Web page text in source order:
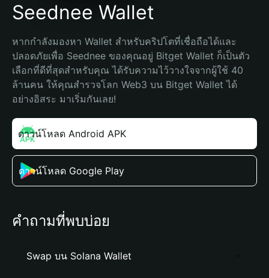
Seednee Wallet
หากกำลังมองหา Wallet สำหรับคริปโตที่เชื่อถือได้และ
ปลอดภัยเพื่อ Seednee ของคุณอยู่ Bitget Wallet ก็เป็นตัว
เลือกที่ดีที่สุดสำหรับคุณ ได้รับความไว้วางใจจากผู้ใช้ 40
ล้านคน ให้คุณสำรวจโลก Web3 บน Bitget Wallet ได้
อย่างอิสระ มาเริ่มกันเลย!
ดาวน์โหลด Android APK
ดาวน์โหลด Google Play
คำถามที่พบบ่อย
Swap บน Solana Wallet